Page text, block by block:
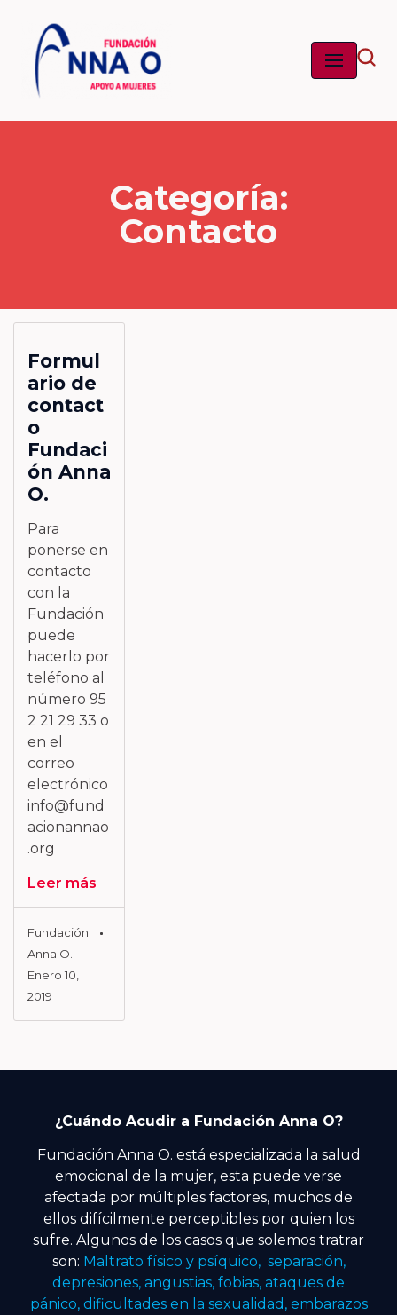
Saltar
contenido
Categoría:
Contacto
Formul
ario de
contact
o
Fundaci
ón Anna
O.
Para
ponerse en
contacto
con la
Fundación
puede
hacerlo por
teléfono al
número 95
2 21 29 33 o
en el
correo
electrónico
info@fund
acionannao
.org
Leer más
Fundación
Anna O.
Enero 10,
2019
¿Cuándo Acudir a Fundación Anna O?
Fundación Anna O. está especializada la salud
emocional de la mujer, esta puede verse
afectada por múltiples factores, muchos de
ellos difícilmente perceptibles por quien los
sufre. Algunos de los casos que solemos tratrar
son: Maltrato físico y psíquico, separación,
depresiones, angustias, fobias, ataques de
pánico, dificultades en la sexualidad, embarazos